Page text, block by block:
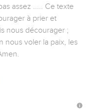
assez ..... Ce texte
à prier et
nous décourager ;
nous voler la paix, les